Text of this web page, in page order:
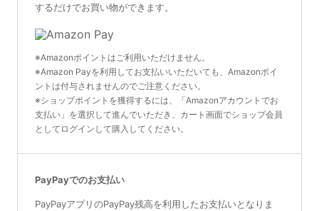
するだけでお買い物ができます。
※Amazonポイントはご利用いただけません。
※Amazon Payを利用してお支払いいただいても、Amazonポイ
ントは付与されませんのでご注意ください。
※ショップポイントを獲得するには、「Amazonアカウントでお
支払い」を選択して進んでいただき、カート画面でショップ会員
としてログインして購入してください。
PayPayでのお支払い
PayPayアプリのPayPay残高を利用したお支払いとなりま